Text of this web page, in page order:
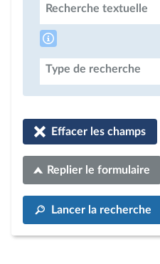
Recherche textuelle
Type de recherche
Effacer les champs
Replier le formulaire
Lancer la recherche